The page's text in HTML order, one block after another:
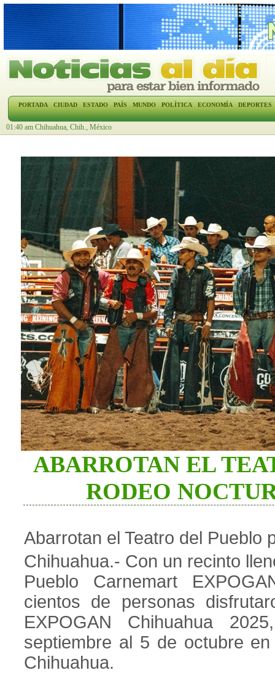
PORTADA CIUDAD ESTADO PAÍS MUNDO POLÍTICA ECONOMÍA DEPORTES
01:40 am Chihuahua, Chih., México
ABARROTAN EL
RODEO
Abarrotan el Teatro del Pueblo
Chihuahua.- Con un recinto
Pueblo Carnemart
cientos de personas
EXPOGAN Chihuahua
septiembre al 5 de octubre
Chihuahua.